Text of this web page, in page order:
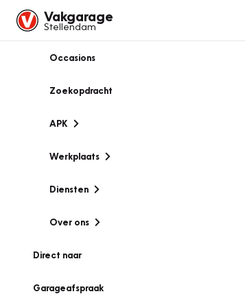
Vakgarage
Stellendam
Occasions
Zoekopdracht
APK
Werkplaats
Diensten
Over ons
Direct naar
Garageafspraak